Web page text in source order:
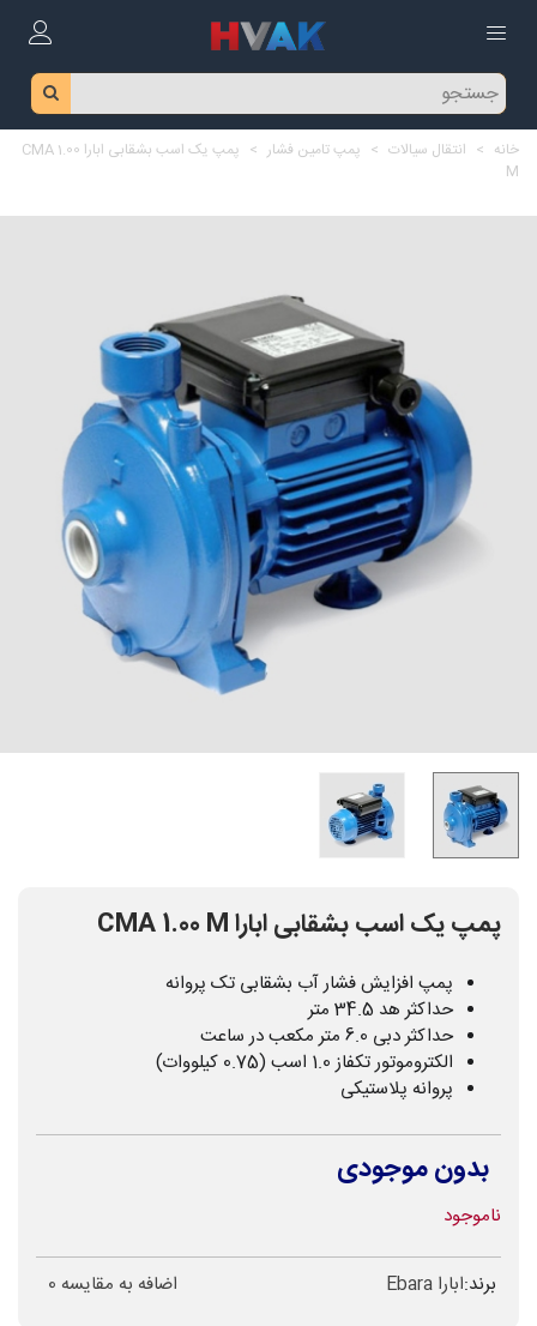
خانه > انتقال سیالات > پمپ تامین فشار >
پمپ یک اسب بشقابی ابارا CMA 1.00
M
پمپ یک اسب بشقابی ابارا CMA 1.00 M
پمپ افزایش فشار آب بشقابی تک پروانه
حداکثر هد 34.5 متر
حداکثر دبی 6.0 متر مکعب در ساعت
الکتروموتور تکفاز 1.0 اسب (0.75 کیلووات)
پروانه پلاستیکی
بدون موجودی
ناموجود
برند:ابارا Ebara اضافه به مقایسه 0